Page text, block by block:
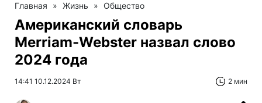
Главная » Жизнь » Общество
Американский словарь
Merriam-Webster назвал слово
2024 года
14:41 10.12.2024 Вт 2 мин